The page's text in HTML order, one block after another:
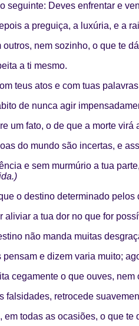
seguinte: Deves enfrentar e
a preguiça, a luxúria, e a
outros, nem sozinho, o que te
a ti mesmo.
teus atos e com tuas
de nunca agir
um fato, o de que a morte virá
do mundo são incertas, e
e sem murmúrio a tua
o destino determinado
aliviar a tua dor no que for
não manda muitas
pensam e dizem varia muito;
cegamente o que ouves,
falsidades, retrocede
em todas as ocasiões, o que te